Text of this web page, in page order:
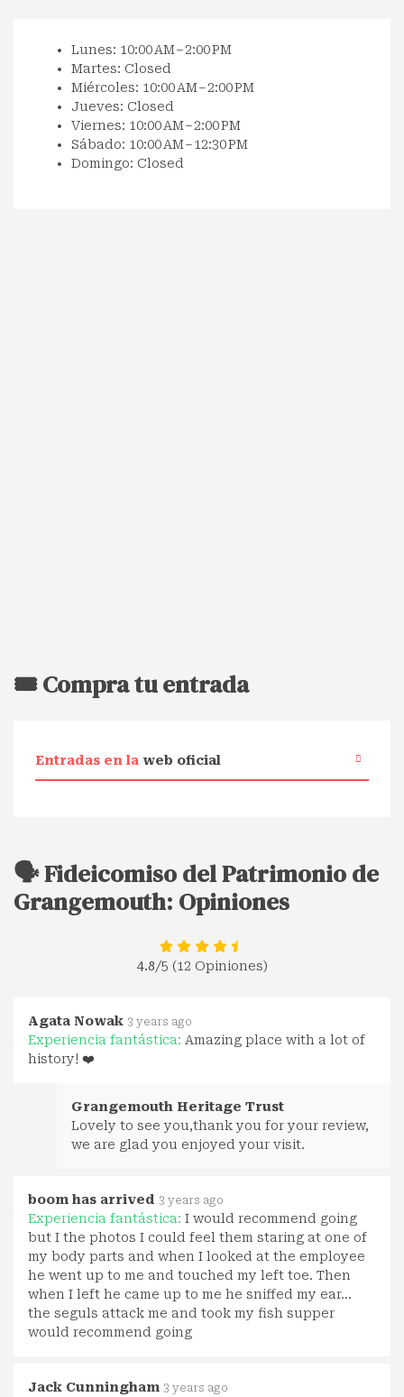
Lunes: 10:00 AM – 2:00 PM
Martes: Closed
Miércoles: 10:00 AM – 2:00 PM
Jueves: Closed
Viernes: 10:00 AM – 2:00 PM
Sábado: 10:00 AM – 12:30 PM
Domingo: Closed
🎟️ Compra tu entrada
Entradas en la web oficial
🗣️ Fideicomiso del Patrimonio de
Grangemouth: Opiniones
4.8/5 (12 Opiniones)
Agata Nowak 3 years ago
Experiencia fantástica: Amazing place with a lot of
history! ❤️
Grangemouth Heritage Trust
Lovely to see you,thank you for your review,
we are glad you enjoyed your visit.
boom has arrived 3 years ago
Experiencia fantástica: I would recommend going
but I the photos I could feel them staring at one of
my body parts and when I looked at the employee
he went up to me and touched my left toe. Then
when I left he came up to me he sniffed my ear…
the seguls attack me and took my fish supper
would recommend going
Jack Cunningham 3 years ago